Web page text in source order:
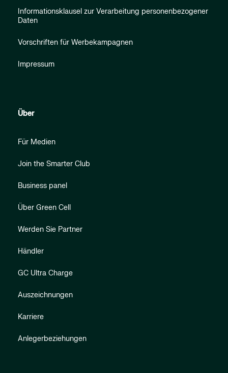
Informationsklausel zur Verarbeitung personenbezogener
Daten
Vorschriften für Werbekampagnen
Impressum
Über
Für Medien
Join the Smarter Club
Business panel
Über Green Cell
Werden Sie Partner
Händler
GC Ultra Charge
Auszeichnungen
Karriere
Anlegerbeziehungen